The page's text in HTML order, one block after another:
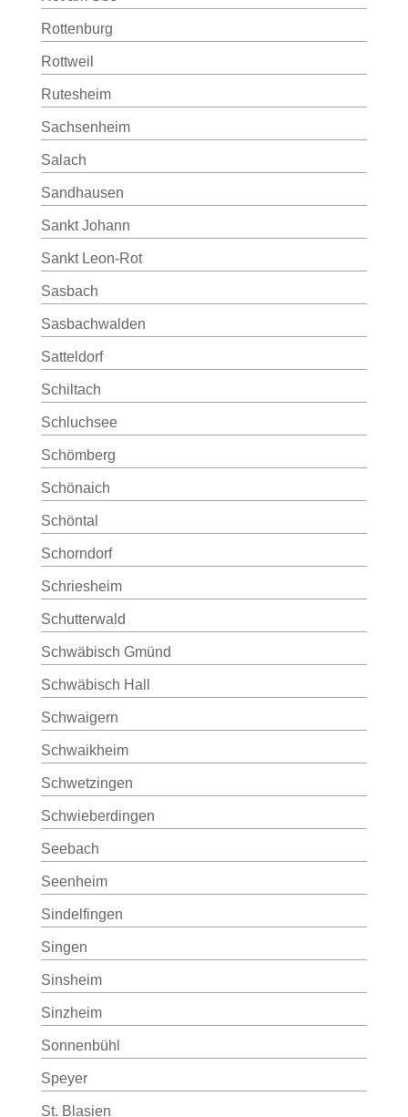
Rottenburg
Rottweil
Rutesheim
Sachsenheim
Salach
Sandhausen
Sankt Johann
Sankt Leon-Rot
Sasbach
Sasbachwalden
Satteldorf
Schiltach
Schluchsee
Schömberg
Schönaich
Schöntal
Schorndorf
Schriesheim
Schutterwald
Schwäbisch Gmünd
Schwäbisch Hall
Schwaigern
Schwaikheim
Schwetzingen
Schwieberdingen
Seebach
Seenheim
Sindelfingen
Singen
Sinsheim
Sinzheim
Sonnenbühl
Speyer
St. Blasien